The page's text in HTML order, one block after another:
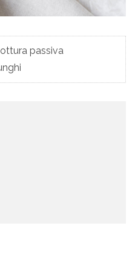
passiva